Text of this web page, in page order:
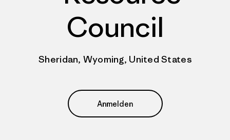
Council
Sheridan, Wyoming, United States
Anmelden